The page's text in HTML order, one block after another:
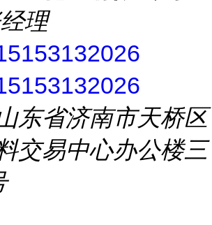
理
东省济南市天桥区
交易中心办公楼三